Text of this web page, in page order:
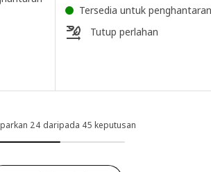
almari pakaian, putih/putih,
Tersedia untuk penghantaran
Tutup perlahan
24 daripada 45 keputusan